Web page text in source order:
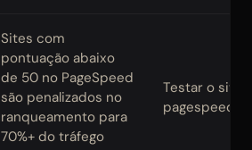
Sites com
pontuação abaixo
de 50 no PageSpeed
são penalizados no
ranqueamento para
70%+ do tráfego
Testar o site